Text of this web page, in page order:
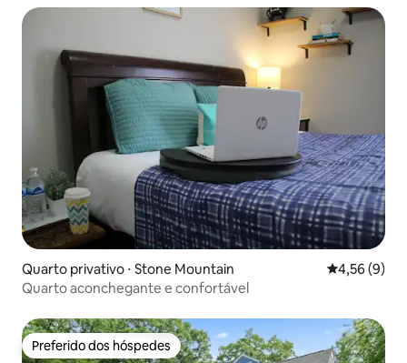
Quarto privativo ⋅ Stone Mountain 4,56 de uma
4,56 (9)
Quarto aconchegante e confortável
Preferido dos hóspedes
Preferido dos hóspedes